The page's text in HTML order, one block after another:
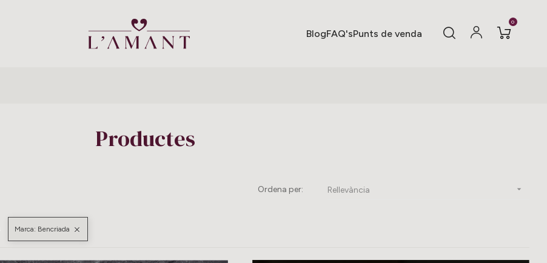
BlogFAQ'sPunts de venda
0
Productes
Ordena per: Rellevància 
Marca: Bencriada 